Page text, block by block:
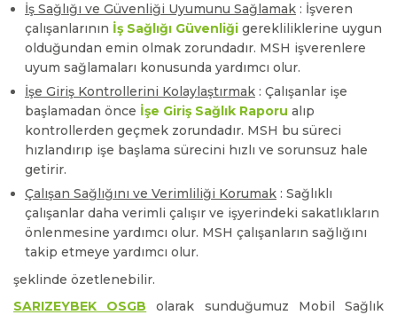
İş Sağlığı ve Güvenliği Uyumunu Sağlamak : İşveren
çalışanlarının İş Sağlığı Güvenliği gerekliliklerine uygun
olduğundan emin olmak zorundadır. MSH işverenlere
uyum sağlamaları konusunda yardımcı olur.
İşe Giriş Kontrollerini Kolaylaştırmak : Çalışanlar işe
başlamadan önce İşe Giriş Sağlık Raporu alıp
kontrollerden geçmek zorundadır. MSH bu süreci
hızlandırıp işe başlama sürecini hızlı ve sorunsuz hale
getirir.
Çalışan Sağlığını ve Verimliliği Korumak : Sağlıklı
çalışanlar daha verimli çalışır ve işyerindeki sakatlıkların
önlenmesine yardımcı olur. MSH çalışanların sağlığını
takip etmeye yardımcı olur.
şeklinde özetlenebilir.
SARIZEYBEK OSGB olarak sunduğumuz Mobil Sağlık